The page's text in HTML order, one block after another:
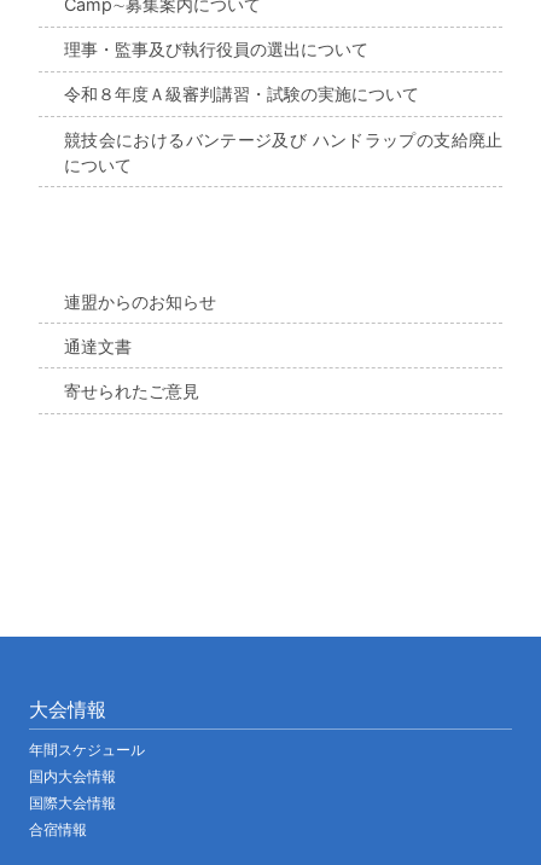
Camp∼募集案内について
理事・監事及び執行役員の選出について
令和８年度Ａ級審判講習・試験の実施について
競技会におけるバンテージ及び ハンドラップの支給廃止
について
連盟からのお知らせ
通達文書
寄せられたご意見
大会情報
年間スケジュール
国内大会情報
国際大会情報
合宿情報